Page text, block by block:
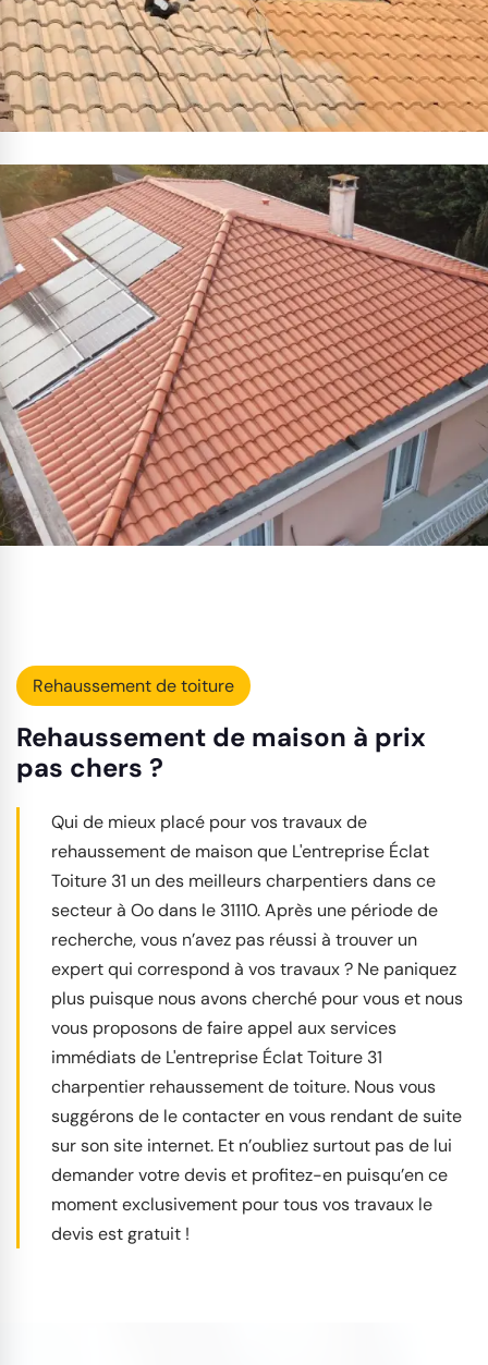
Rehaussement de toiture
Rehaussement de maison à prix
pas chers ?
Qui de mieux placé pour vos travaux de
rehaussement de maison que L'entreprise Éclat
Toiture 31 un des meilleurs charpentiers dans ce
secteur à Oo dans le 31110. Après une période de
recherche, vous n’avez pas réussi à trouver un
expert qui correspond à vos travaux ? Ne paniquez
plus puisque nous avons cherché pour vous et nous
vous proposons de faire appel aux services
immédiats de L'entreprise Éclat Toiture 31
charpentier rehaussement de toiture. Nous vous
suggérons de le contacter en vous rendant de suite
sur son site internet. Et n’oubliez surtout pas de lui
demander votre devis et profitez-en puisqu’en ce
moment exclusivement pour tous vos travaux le
devis est gratuit !